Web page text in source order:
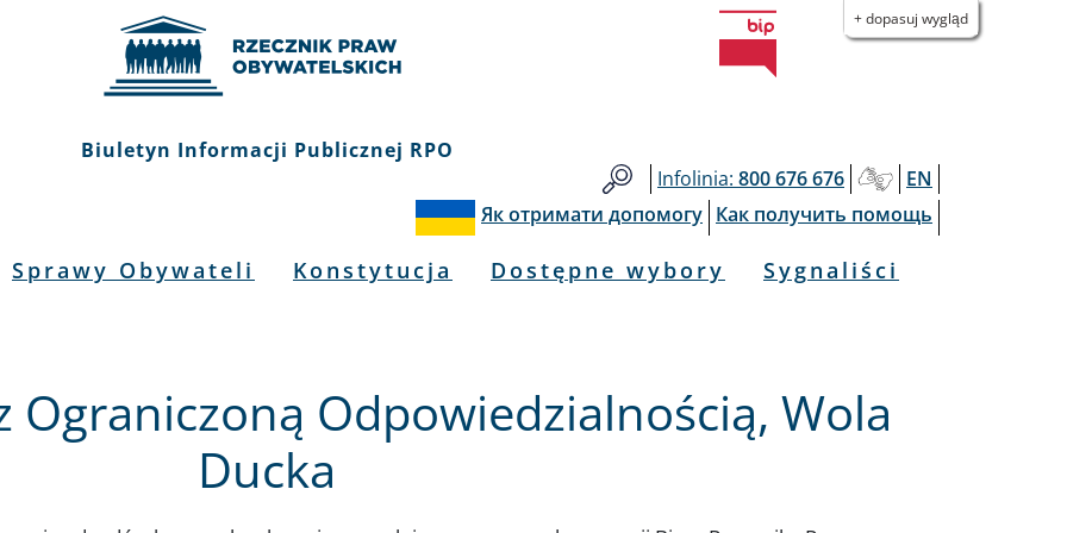
+ dopasuj wygląd
Biuletyn Informacji Publicznej RPO
Infolinia: 800 676 676
EN
Як отримати допомогу Как получить помощь
Sprawy Obywateli Konstytucja Dostępne wybory Sygnaliści
z Ograniczoną Odpowiedzialnością, Wola
Ducka